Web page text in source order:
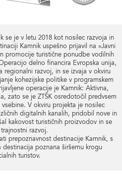
se je v letu 2018 kot nosilec razvoja in
Kamnik uspešno prijavil na »Javni
promocije turistične ponudbe vodilnih
delno financira Evropska unija,
regionalni razvoj, in se izvaja v okviru
kohezijske politike v programskem
operacije je Kamnik: Aktivna,
zato se je ZTŠK osredotočil predvsem
V okviru projekta je nosilec
digitalnih kanalih, pridobil nove in
kakovost turističnih proizvodov in se
trajnostni razvoj.
prepoznavnost destinacije Kamnik, s
poznana širšemu krogu
turistov.